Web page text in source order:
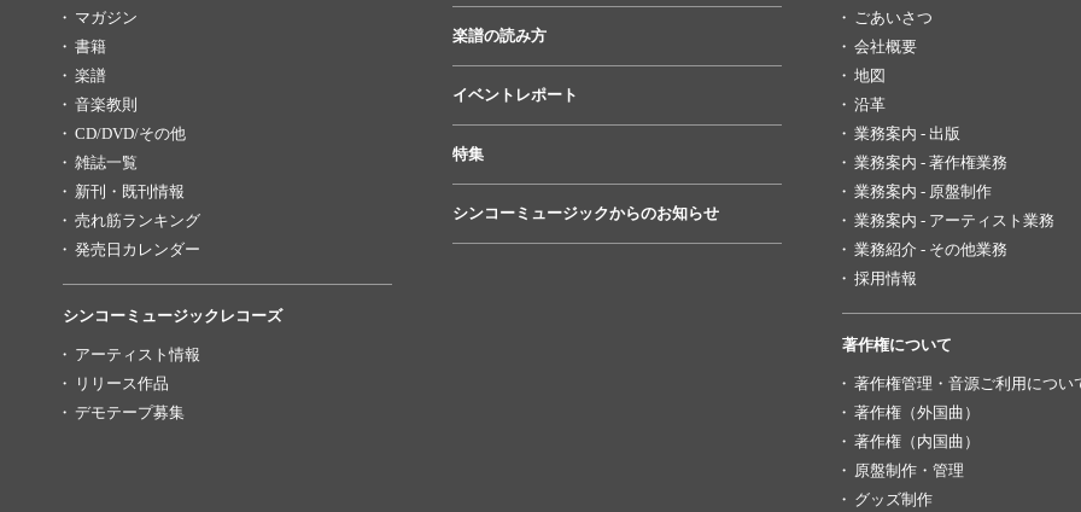
マガジン
書籍
楽譜
音楽教則
CD/DVD/その他
雑誌一覧
新刊・既刊情報
売れ筋ランキング
発売日カレンダー
シンコーミュージックレコーズ
アーティスト情報
リリース作品
デモテープ募集
楽譜の読み方
イベントレポート
特集
シンコーミュージックからのお知らせ
ごあいさつ
会社概要
地図
沿革
業務案内 - 出版
業務案内 - 著作権業務
業務案内 - 原盤制作
業務案内 - アーティスト業務
業務紹介 - その他業務
採用情報
著作権について
著作権管理・音源ご利用につい
著作権（外国曲）
著作権（内国曲）
原盤制作・管理
グッズ制作